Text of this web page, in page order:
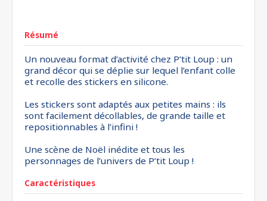
Résumé
Un nouveau format d’activité chez P’tit Loup : un
grand décor qui se déplie sur lequel l’enfant colle
et recolle des stickers en silicone.
Les stickers sont adaptés aux petites mains : ils
sont facilement décollables, de grande taille et
repositionnables à l’infini !
Une scène de Noël inédite et tous les
personnages de l’univers de P’tit Loup !
Caractéristiques